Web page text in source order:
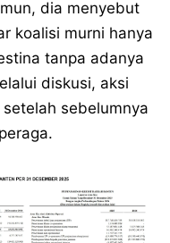
dia menyebut
koalisi murni hanya
tanpa adanya
diskusi, aksi
sebelumnya